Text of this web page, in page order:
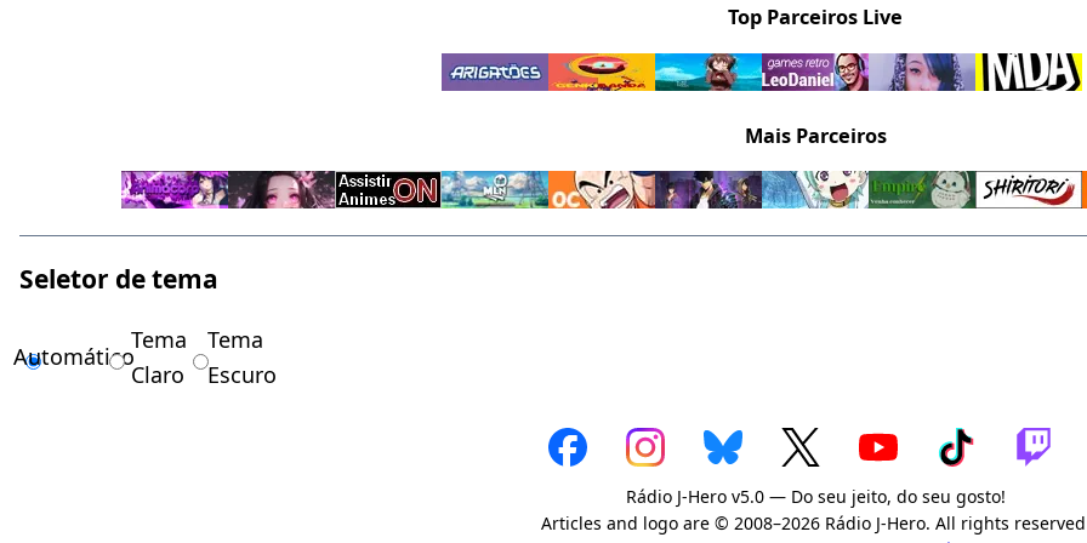
Top Parceiros Live
Mais Parceiros
Seletor de tema
Automático
Tema
Claro
Tema
Escuro
Rádio J-Hero v5.0 — Do seu jeito, do seu gosto!
Articles and logo are © 2008–2026 Rádio J-Hero. All rights